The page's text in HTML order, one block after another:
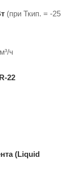
(при Ткип. = -25
ч
22
(Liquid